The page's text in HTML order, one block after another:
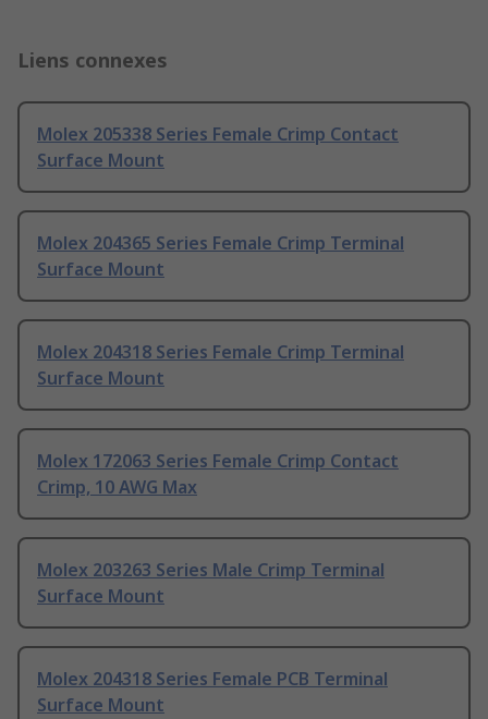
Liens connexes
Molex 205338 Series Female Crimp Contact
Surface Mount
Molex 204365 Series Female Crimp Terminal
Surface Mount
Molex 204318 Series Female Crimp Terminal
Surface Mount
Molex 172063 Series Female Crimp Contact
Crimp, 10 AWG Max
Molex 203263 Series Male Crimp Terminal
Surface Mount
Molex 204318 Series Female PCB Terminal
Surface Mount